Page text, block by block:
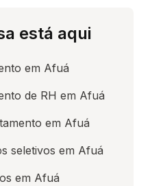
está aqui
em Afuá
de RH em Afuá
em Afuá
seletivos em Afuá
em Afuá